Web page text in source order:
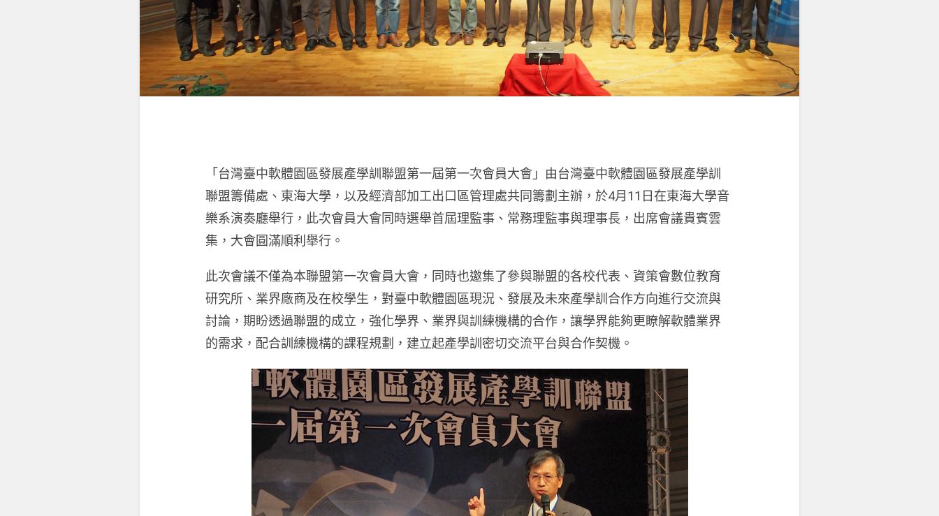
「台灣臺中軟體園區發展產學訓聯盟第一屆第一次會員大會」由台灣臺中軟體園區發展產學訓
聯盟籌備處、東海大學，以及經濟部加工出口區管理處共同籌劃主辦，於4月11日在東海大學音
樂系演奏廳舉行，此次會員大會同時選舉首屆理監事、常務理監事與理事長，出席會議貴賓雲
集，大會圓滿順利舉行。
此次會議不僅為本聯盟第一次會員大會，同時也邀集了參與聯盟的各校代表、資策會數位教育
研究所、業界廠商及在校學生，對臺中軟體園區現況、發展及未來產學訓合作方向進行交流與
討論，期盼透過聯盟的成立，強化學界、業界與訓練機構的合作，讓學界能夠更瞭解軟體業界
的需求，配合訓練機構的課程規劃，建立起產學訓密切交流平台與合作契機。